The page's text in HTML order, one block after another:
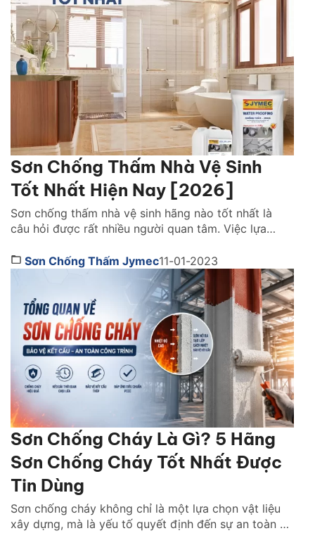
Sơn Chống Thấm Nhà Vệ Sinh
Tốt Nhất Hiện Nay [2026]
Sơn chống thấm nhà vệ sinh hãng nào tốt nhất là
câu hỏi được rất nhiều người quan tâm. Việc lựa
ngăn chặn tình trạng thấm nước, bong tróc gạch,
nấm mốc và xuống cấp công trình sau thời gian sử
dụng. Cùng chúng tôi đánh giá chi […]
Sơn Chống Thấm Jymec11-01-2023
Sơn Chống Cháy Là Gì? 5 Hãng
Sơn Chống Cháy Tốt Nhất Được
Tin Dùng
Sơn chống cháy không chỉ là một lựa chọn vật liệu
xây dựng, mà là yếu tố quyết định đến sự an toàn và